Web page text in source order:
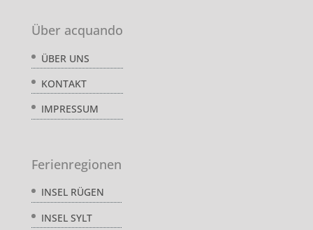
Über acquando
ÜBER UNS
KONTAKT
IMPRESSUM
Ferienregionen
INSEL RÜGEN
INSEL SYLT